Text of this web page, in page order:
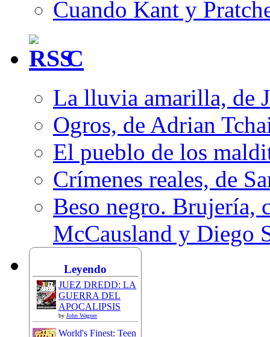
Cuando Kant y
C
La lluvia amarilla, de
Ogros, de Adrian
El pueblo de los
Crímenes reales, de
Beso negro. Brujería,
McCausland y Diego
Leyendo
JUEZ DREDD: LA
GUERRA DEL
APOCALIPSIS
by John Wagner
World's Finest: Teen